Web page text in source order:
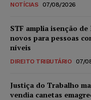
NOTÍCIAS 07/08/2026
STF amplia isenção
novos para pessoas
níveis
DIREITO TRIBUTÁRIO 07/
Justiça do Trabalho
vendia canetas